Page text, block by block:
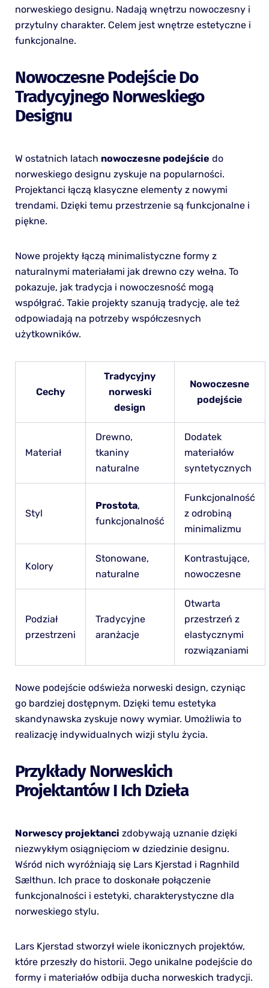
norweskiego designu. Nadają wnętrzu nowoczesny i
przytulny charakter. Celem jest wnętrze estetyczne i
funkcjonalne.
Nowoczesne Podejście Do
Tradycyjnego Norweskiego
Designu
W ostatnich latach nowoczesne podejście do
norweskiego designu zyskuje na popularności.
Projektanci łączą klasyczne elementy z nowymi
trendami. Dzięki temu przestrzenie są funkcjonalne i
piękne.
Nowe projekty łączą minimalistyczne formy z
naturalnymi materiałami jak drewno czy wełna. To
pokazuje, jak tradycja i nowoczesność mogą
współgrać. Takie projekty szanują tradycję, ale też
odpowiadają na potrzeby współczesnych
użytkowników.
Cechy
Tradycyjny
norweski
design
Nowoczesne
podejście
Materiał
Drewno,
tkaniny
naturalne
Dodatek
materiałów
syntetycznych
Styl
Prostota,
funkcjonalność
Funkcjonalność
z odrobiną
minimalizmu
Kolory
Stonowane,
naturalne
Kontrastujące,
nowoczesne
Podział
przestrzeni
Tradycyjne
aranżacje
Otwarta
przestrzeń z
elastycznymi
rozwiązaniami
Nowe podejście odświeża norweski design, czyniąc
go bardziej dostępnym. Dzięki temu estetyka
skandynawska zyskuje nowy wymiar. Umożliwia to
realizację indywidualnych wizji stylu życia.
Przykłady Norweskich
Projektantów I Ich Dzieła
Norwescy projektanci zdobywają uznanie dzięki
niezwykłym osiągnięciom w dziedzinie designu.
Wśród nich wyróżniają się Lars Kjerstad i Ragnhild
Sælthun. Ich prace to doskonałe połączenie
funkcjonalności i estetyki, charakterystyczne dla
norweskiego stylu.
Lars Kjerstad stworzył wiele ikonicznych projektów,
które przeszły do historii. Jego unikalne podejście do
formy i materiałów odbija ducha norweskich tradycji.